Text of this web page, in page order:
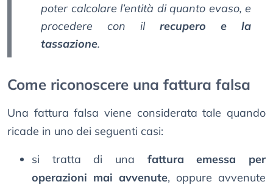
poter calcolare l’entità di quanto evaso, e
procedere con il recupero e la
tassazione.
Come riconoscere una fattura falsa
Una fattura falsa viene considerata tale quando
ricade in uno dei seguenti casi:
si tratta di una fattura emessa per
operazioni mai avvenute, oppure avvenute